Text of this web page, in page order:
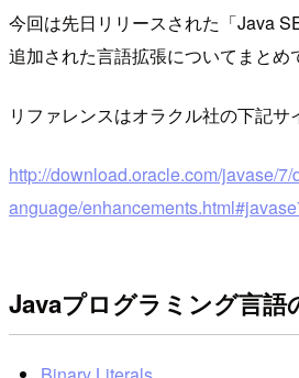
今回は先日リリースされた「Java
追加された言語拡張についてまとめ
リファレンスはオラクル社の下記サ
http://download.oracle.com/javase/
anguage/
Javaプログラミング言語